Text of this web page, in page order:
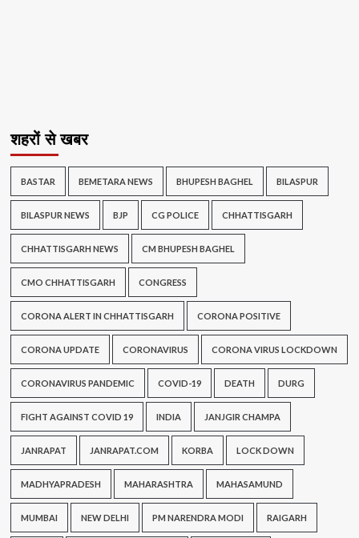
शहरों से खबर
BASTAR BEMETARA NEWS BHUPESH BAGHEL BILASPUR
BILASPUR NEWS BJP CG POLICE CHHATTISGARH
CHHATTISGARH NEWS CM BHUPESH BAGHEL
CMO CHHATTISGARH CONGRESS
CORONA ALERT IN CHHATTISGARH CORONA POSITIVE
CORONA UPDATE CORONAVIRUS CORONA VIRUS LOCKDOWN
CORONAVIRUS PANDEMIC COVID-19 DEATH DURG
FIGHT AGAINST COVID 19 INDIA JANJGIR CHAMPA
JANRAPAT JANRAPAT.COM KORBA LOCK DOWN
MADHYAPRADESH MAHARASHTRA MAHASAMUND
MUMBAI NEW DELHI PM NARENDRA MODI RAIGARH